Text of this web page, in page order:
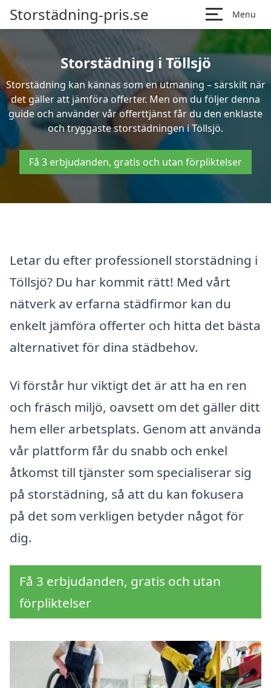
Storstädning-pris.se Menu
Storstädning i Töllsjö
Storstädning kan kännas som en utmaning – särskilt när
det gäller att jämföra offerter. Men om du följer denna
guide och använder vår offerttjänst får du den enklaste
och tryggaste storstädningen i Töllsjö.
Få 3 erbjudanden, gratis och utan förpliktelser
Letar du efter professionell storstädning i
Töllsjö? Du har kommit rätt! Med vårt
nätverk av erfarna städfirmor kan du
enkelt jämföra offerter och hitta det bästa
alternativet för dina städbehov.
Vi förstår hur viktigt det är att ha en ren
och fräsch miljö, oavsett om det gäller ditt
hem eller arbetsplats. Genom att använda
vår plattform får du snabb och enkel
åtkomst till tjänster som specialiserar sig
på storstädning, så att du kan fokusera
på det som verkligen betyder något för
dig.
Få 3 erbjudanden, gratis och utan
förpliktelser